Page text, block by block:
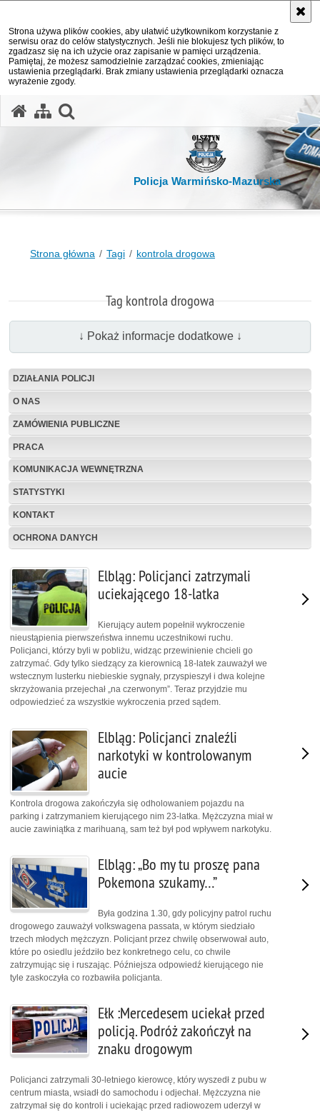
Strona używa plików cookies, aby ułatwić użytkownikom korzystanie z
serwisu oraz do celów statystycznych. Jeśli nie blokujesz tych plików, to
zgadzasz się na ich użycie oraz zapisanie w pamięci urządzenia.
Pamiętaj, że możesz samodzielnie zarządzać cookies, zmieniając
ustawienia przeglądarki. Brak zmiany ustawienia przeglądarki oznacza
wyrażenie zgody.
Policja Warmińsko-Mazurska
Strona główna Tagi kontrola drogowa
Tag kontrola drogowa
↓ Pokaż informacje dodatkowe ↓
DZIAŁANIA POLICJI
O NAS
ZAMÓWIENIA PUBLICZNE
PRACA
KOMUNIKACJA WEWNĘTRZNA
STATYSTYKI
KONTAKT
OCHRONA DANYCH
Elbląg: Policjanci zatrzymali
uciekającego 18-latka
Kierujący autem popełnił wykroczenie
nieustąpienia pierwszeństwa innemu uczestnikowi ruchu.
Policjanci, którzy byli w pobliżu, widząc przewinienie chcieli go
zatrzymać. Gdy tylko siedzący za kierownicą 18-latek zauważył we
wstecznym lusterku niebieskie sygnały, przyspieszył i dwa kolejne
skrzyżowania przejechał „na czerwonym”. Teraz przyjdzie mu
odpowiedzieć za wszystkie wykroczenia przed sądem.
Elbląg: Policjanci znaleźli
narkotyki w kontrolowanym
aucie
Kontrola drogowa zakończyła się odholowaniem pojazdu na
parking i zatrzymaniem kierującego nim 23-latka. Mężczyzna miał w
aucie zawiniątka z marihuaną, sam też był pod wpływem narkotyku.
Elbląg: „Bo my tu proszę pana
Pokemona szukamy…”
Była godzina 1.30, gdy policyjny patrol ruchu
drogowego zauważył volkswagena passata, w którym siedziało
trzech młodych mężczyzn. Policjant przez chwilę obserwował auto,
które po osiedlu jeździło bez konkretnego celu, co chwile
zatrzymując się i ruszając. Późniejsza odpowiedź kierującego nie
tyle zaskoczyła co rozbawiła policjanta.
Ełk :Mercedesem uciekał przed
policją. Podróż zakończył na
znaku drogowym
Policjanci zatrzymali 30-letniego kierowcę, który wyszedł z pubu w
centrum miasta, wsiadł do samochodu i odjechał. Mężczyzna nie
zatrzymał się do kontroli i uciekając przed radiowozem uderzył w